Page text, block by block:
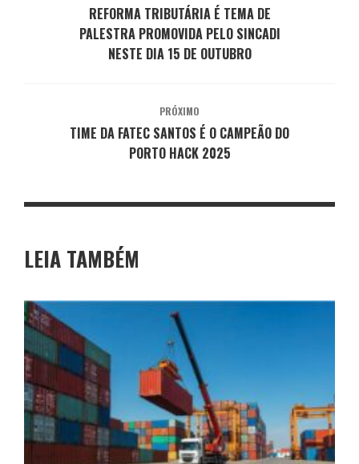
REFORMA TRIBUTÁRIA É TEMA DE
PALESTRA PROMOVIDA PELO SINCADI
NESTE DIA 15 DE OUTUBRO
PRÓXIMO
TIME DA FATEC SANTOS É O CAMPEÃO DO
PORTO HACK 2025
LEIA TAMBÉM